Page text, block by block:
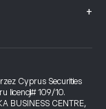
+
Cyprus Securities
licencji# 109/10.
BUSINESS CENTRE,